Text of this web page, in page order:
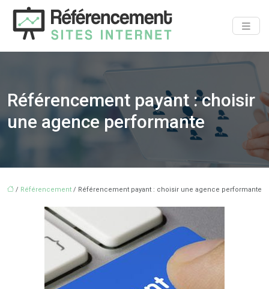
Référencement payant : choisir
une agence performante
/ Référencement / Référencement payant : choisir une agence performante